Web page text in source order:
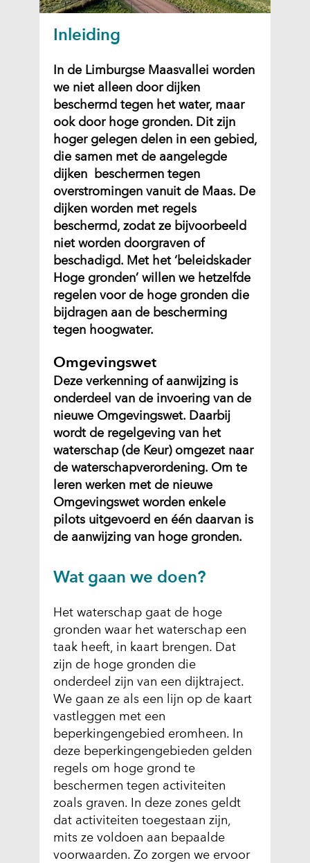
Inleiding
In de Limburgse Maasvallei worden
we niet alleen door dijken
beschermd tegen het water, maar
ook door hoge gronden. Dit zijn
hoger gelegen delen in een gebied,
die samen met de aangelegde
dijken beschermen tegen
overstromingen vanuit de Maas. De
dijken worden met regels
beschermd, zodat ze bijvoorbeeld
niet worden doorgraven of
beschadigd. Met het ‘beleidskader
Hoge gronden’ willen we hetzelfde
regelen voor de hoge gronden die
bijdragen aan de bescherming
tegen hoogwater.
Omgevingswet
Deze verkenning of aanwijzing is
onderdeel van de invoering van de
nieuwe Omgevingswet. Daarbij
wordt de regelgeving van het
waterschap (de Keur) omgezet naar
de waterschapverordening. Om te
leren werken met de nieuwe
Omgevingswet worden enkele
pilots uitgevoerd en één daarvan is
de aanwijzing van hoge gronden.
Wat gaan we doen?
Het waterschap gaat de hoge
gronden waar het waterschap een
taak heeft, in kaart brengen. Dat
zijn de hoge gronden die
onderdeel zijn van een dijktraject.
We gaan ze als een lijn op de kaart
vastleggen met een
beperkingengebied eromheen. In
deze beperkingengebieden gelden
regels om hoge grond te
beschermen tegen activiteiten
zoals graven. In deze zones geldt
dat activiteiten toegestaan zijn,
mits ze voldoen aan bepaalde
voorwaarden. Zo zorgen we ervoor